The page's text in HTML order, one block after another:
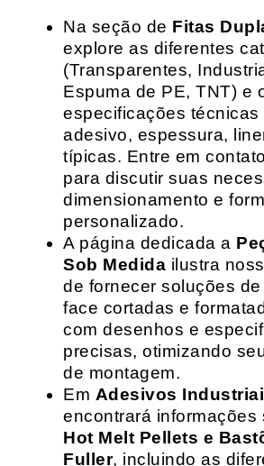
Na seção de Fitas
explore as diferentes
(Transparentes,
Espuma de PE, TNT) e
especificações técnicas
adesivo, espessura,
típicas. Entre em
para discutir suas
dimensionamento e
personalizado.
A página dedicada a
Sob Medida ilustra
de fornecer soluções
face cortadas e
com desenhos e
precisas, otimizando
de montagem.
Em Adesivos
encontrará informações
Hot Melt Pellets e
Fuller, incluindo as